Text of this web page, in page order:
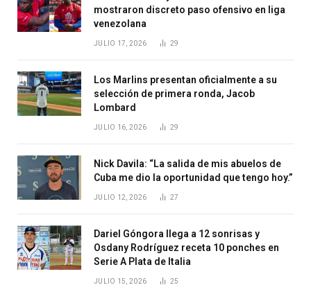
mostraron discreto paso ofensivo en liga
venezolana
JULIO 17, 2026 29
Los Marlins presentan oficialmente a su
selección de primera ronda, Jacob
Lombard
JULIO 16, 2026 29
Nick Davila: “La salida de mis abuelos de
Cuba me dio la oportunidad que tengo hoy.”
JULIO 12, 2026 27
Dariel Góngora llega a 12 sonrisas y
Osdany Rodríguez receta 10 ponches en
Serie A Plata de Italia
JULIO 15, 2026 25